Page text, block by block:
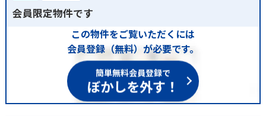
会員限定物件です
この物件をご覧いただくには
会員登録（無料）が必要です。
簡単無料会員登録で
ぼかしを外す！